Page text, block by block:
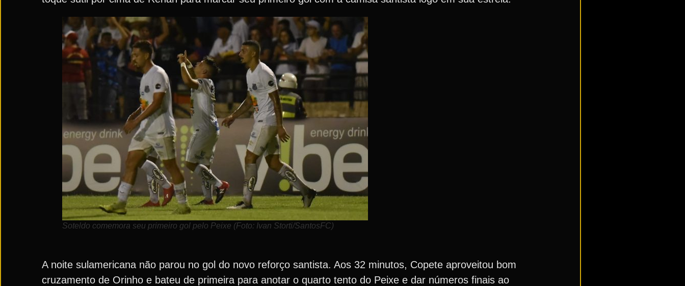
Soteldo comemora seu primeiro gol pelo Peixe (Foto: Ivan Storti/SantosFC)
A noite sulamericana não parou no gol do novo reforço santista. Aos 32 minutos, Copete aproveitou bom
cruzamento de Orinho e bateu de primeira para anotar o quarto tento do Peixe e dar números finais ao